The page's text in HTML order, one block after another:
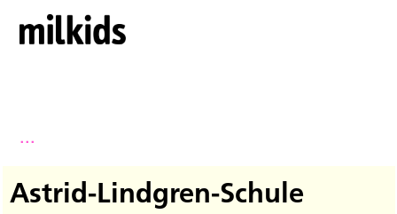
...
Astrid-Lindgren-Schule